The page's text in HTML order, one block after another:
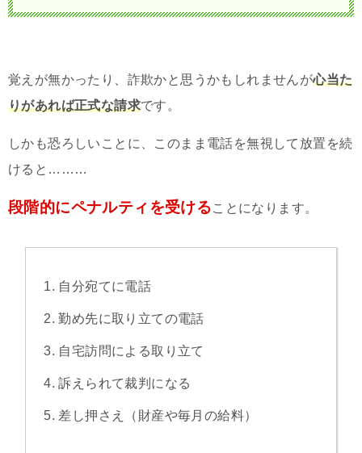
覚えが無かったり、詐欺かと思うかもしれませんが心当た
りがあれば正式な請求です。
しかも恐ろしいことに、このまま電話を無視して放置を続
けると………
段階的にペナルティを受けることになります。
自分宛てに電話
勤め先に取り立ての電話
自宅訪問による取り立て
訴えられて裁判になる
差し押さえ（財産や毎月の給料）